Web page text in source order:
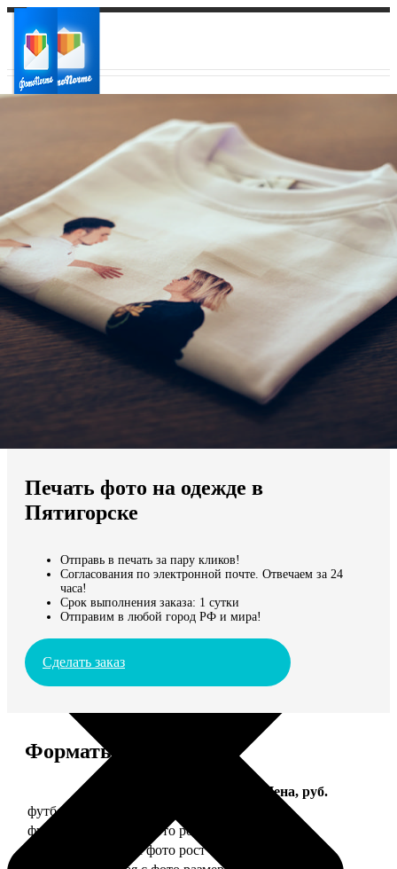
Ваш регион доставки
Выберите из списка:
Мы доставляем по всему миру
Продолжить без города
Печать фото на одежде в
Пятигорске
Отправь в печать за пару кликов!
Согласования по электронной почте. Отвечаем за 24
часа!
Срок выполнения заказа: 1 сутки
Отправим в любой город РФ и мира!
Сделать заказ
Форматы и цены
Цена, руб.
футболка детская с фото рост 118 см
1490
футболка детская с фото рост 128 см
футболка детская с фото рост 134 см